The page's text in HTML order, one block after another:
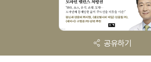
공유하기